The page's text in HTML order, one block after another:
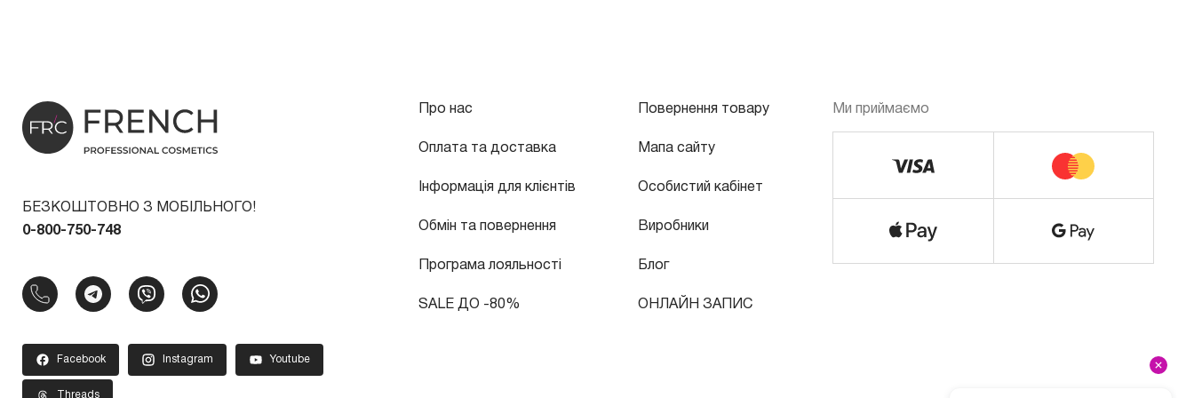
БЕЗКОШТОВНО З МОБІЛЬНОГО!
0-800-750-748
Facebook Instagram Youtube
Threads
Про нас
Оплата та доставка
Інформація для клієнтів
Обмін та повернення
Програма лояльності
SALE ДО -80%
Повернення товару
Мапа сайту
Особистий кабінет
Виробники
Блог
ОНЛАЙН ЗАПИС
Ми приймаємо